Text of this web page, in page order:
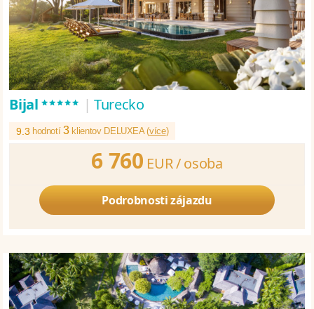
Bijal***** | Turecko
9.3 hodnotí3klientov DELUXEA (více)
6 760 EUR /osoba
Podrobnosti zájazdu